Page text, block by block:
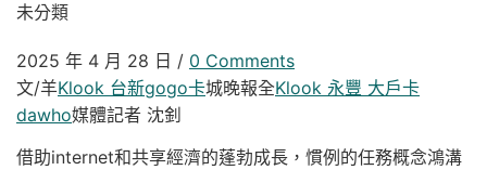
未分類
2025 年 4 月 28 日 / 0 Comments
文/羊Klook 台新gogo卡城晚報全Klook 永豐 大戶卡
dawho媒體記者 沈釗
借助internet和共享經濟的蓬勃成長，慣例的任務概念鴻溝